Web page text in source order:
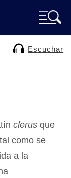
Escuchar
clerus que
como se
a la